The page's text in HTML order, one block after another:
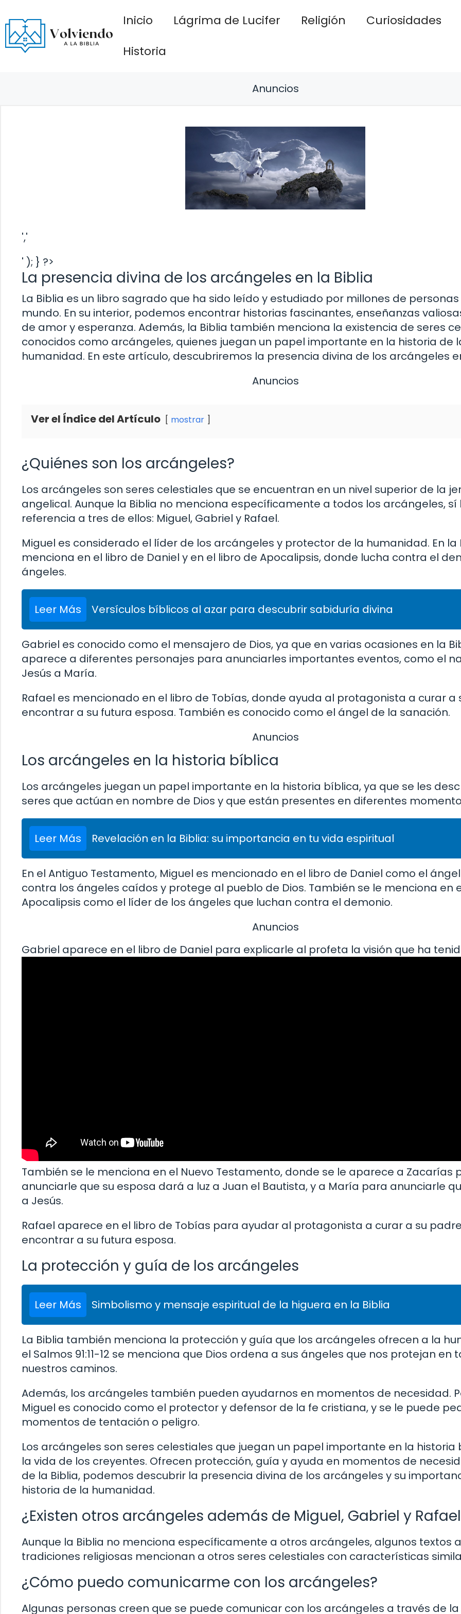
al
contenido
Inicio Lágrima de Lucifer Religión
Curiosidades
Historia
Anuncios
','
' ); } ?>
La presencia divina de los arcángeles en la Biblia
La Biblia es un libro sagrado que ha sido leído y estudiado por millones de
mundo. En su interior, podemos encontrar historias fascinantes, enseñanzas
de amor y esperanza. Además, la Biblia también menciona la existencia de seres
conocidos como arcángeles, quienes juegan un papel importante en la historia de
humanidad. En este artículo, descubriremos la presencia divina de los arcángeles
Anuncios
Ver el Índice del Artículo mostrar
¿Quiénes son los arcángeles?
Los arcángeles son seres celestiales que se encuentran en un nivel superior de la
angelical. Aunque la Biblia no menciona específicamente a todos los arcángeles, sí
referencia a tres de ellos: Miguel, Gabriel y Rafael.
Miguel es considerado el líder de los arcángeles y protector de la humanidad. En la
menciona en el libro de Daniel y en el libro de Apocalipsis, donde lucha contra el
ángeles.
Leer Más Versículos bíblicos al azar para descubrir sabiduría divina
Gabriel es conocido como el mensajero de Dios, ya que en varias ocasiones en la
aparece a diferentes personajes para anunciarles importantes eventos, como el
Jesús a María.
Rafael es mencionado en el libro de Tobías, donde ayuda al protagonista a curar a
encontrar a su futura esposa. También es conocido como el ángel de la sanación.
Anuncios
Los arcángeles en la historia bíblica
Los arcángeles juegan un papel importante en la historia bíblica, ya que se les
seres que actúan en nombre de Dios y que están presentes en diferentes
Leer Más Revelación en la Biblia: su importancia en tu vida espiritual
En el Antiguo Testamento, Miguel es mencionado en el libro de Daniel como el
contra los ángeles caídos y protege al pueblo de Dios. También se le menciona en
Apocalipsis como el líder de los ángeles que luchan contra el demonio.
Anuncios
Gabriel aparece en el libro de Daniel para explicarle al profeta la visión que ha
También se le menciona en el Nuevo Testamento, donde se le aparece a Zacarías
anunciarle que su esposa dará a luz a Juan el Bautista, y a María para anunciarle
a Jesús.
Rafael aparece en el libro de Tobías para ayudar al protagonista a curar a su
encontrar a su futura esposa.
La protección y guía de los arcángeles
Leer Más Simbolismo y mensaje espiritual de la higuera en la Biblia
La Biblia también menciona la protección y guía que los arcángeles ofrecen a la
el Salmos 91:11-12 se menciona que Dios ordena a sus ángeles que nos protejan en
nuestros caminos.
Además, los arcángeles también pueden ayudarnos en momentos de necesidad.
Miguel es conocido como el protector y defensor de la fe cristiana, y se le puede
momentos de tentación o peligro.
Los arcángeles son seres celestiales que juegan un papel importante en la historia
la vida de los creyentes. Ofrecen protección, guía y ayuda en momentos de
de la Biblia, podemos descubrir la presencia divina de los arcángeles y su
historia de la humanidad.
¿Existen otros arcángeles además de Miguel, Gabriel y
Aunque la Biblia no menciona específicamente a otros arcángeles, algunos textos
tradiciones religiosas mencionan a otros seres celestiales con características
¿Cómo puedo comunicarme con los arcángeles?
Algunas personas creen que se puede comunicar con los arcángeles a través de